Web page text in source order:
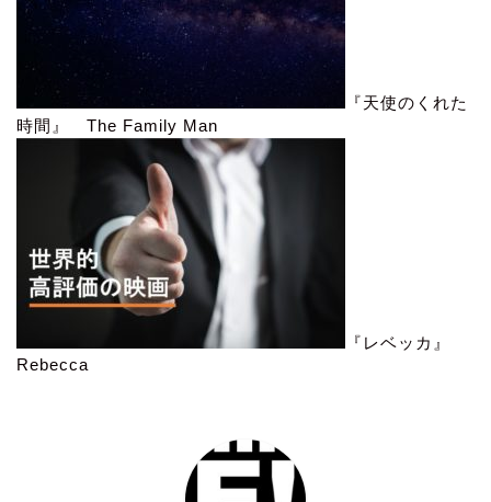
『天使のくれた
時間』 The Family Man
『レベッカ』
Rebecca